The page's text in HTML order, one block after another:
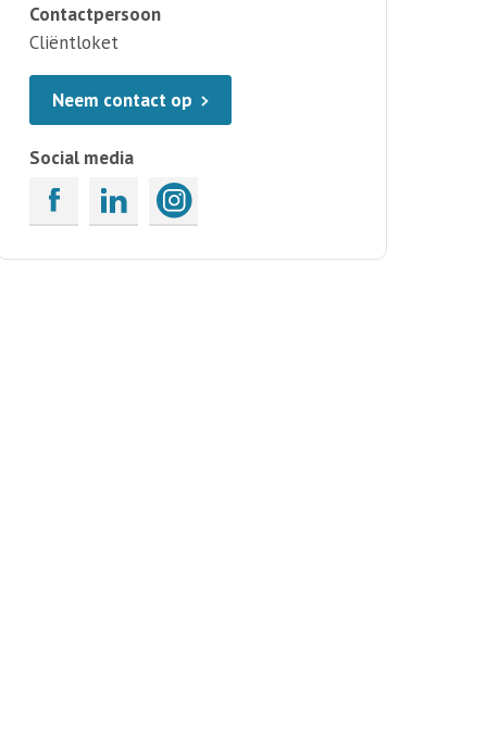
Contactpersoon
Cliëntloket
Neem contact op
Social media